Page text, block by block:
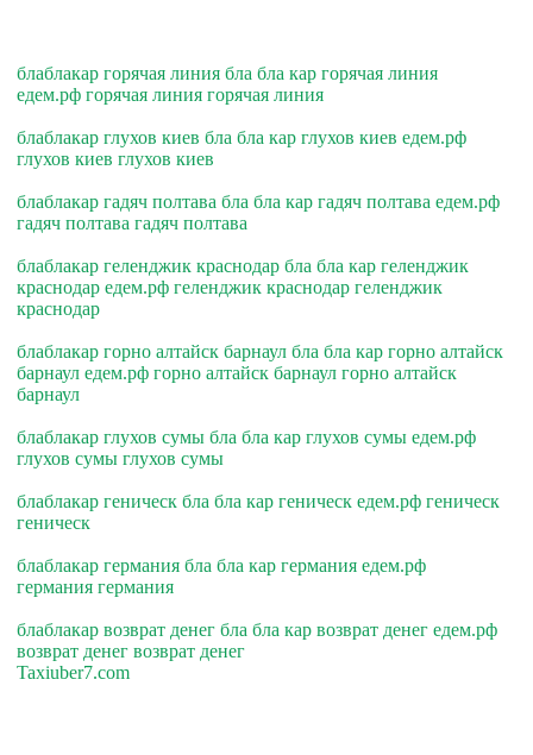
блаблакар горячая линия бла бла кар горячая линия
едем.рф горячая линия горячая линия
блаблакар глухов киев бла бла кар глухов киев едем.рф
глухов киев глухов киев
блаблакар гадяч полтава бла бла кар гадяч полтава едем.рф
гадяч полтава гадяч полтава
блаблакар геленджик краснодар бла бла кар геленджик
краснодар едем.рф геленджик краснодар геленджик
краснодар
блаблакар горно алтайск барнаул бла бла кар горно алтайск
барнаул едем.рф горно алтайск барнаул горно алтайск
барнаул
блаблакар глухов сумы бла бла кар глухов сумы едем.рф
глухов сумы глухов сумы
блаблакар геническ бла бла кар геническ едем.рф геническ
геническ
блаблакар германия бла бла кар германия едем.рф
германия германия
блаблакар возврат денег бла бла кар возврат денег едем.рф
возврат денег возврат денег
Taxiuber7.com